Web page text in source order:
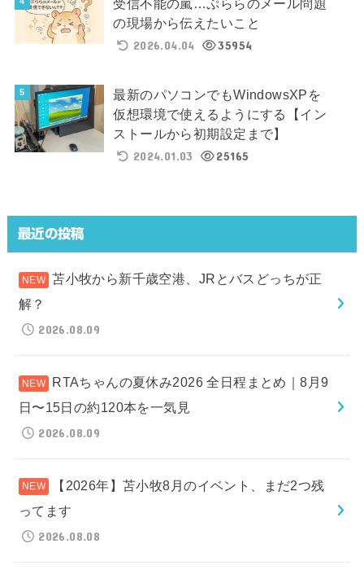
受信不能の嵐…ぷららのメール問題
の現場から伝えたいこと
2026.04.04
35954
最新のパソコンでもWindowsXPを
仮想環境で使えるようにする【イン
ストールから初期設定まで】
2024.01.03
25165
最近の投稿
苫小牧から新千歳空港、JRとバスどっちが正
解？
2026.08.09
RTAちゃんの夏休み2026 全日程まとめ｜8月9
日〜15日の約120本を一気見
2026.08.09
【2026年】苫小牧8月のイベント、まだ2つ残
ってます
2026.08.08